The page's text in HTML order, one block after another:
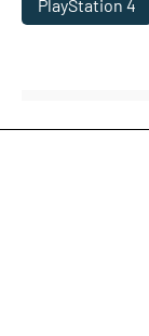
PlayStation 4